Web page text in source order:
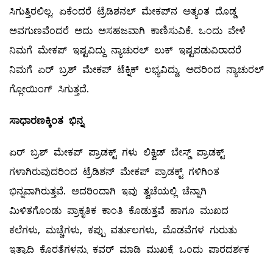
ಸಿಗುತ್ತಿರಲಿಲ್ಲ. ಏಕೆಂದರೆ ಟ್ರೆಡಿಶನಲ್ ಮೇಕಪ್‌ನ ಅತ್ಯಂತ ದೊಡ್ಡ
ಅವಗುಣವೆಂದರೆ ಅದು ಅಸಹಜವಾಗಿ ಕಾಣಿಸುವಿಕೆ. ಒಂದು ವೇಳೆ
ನಿಮಗೆ ಮೇಕಪ್‌ ಇಷ್ಟವಿದ್ದು ನ್ಯಾಚುರಲ್ ಲುಕ್‌ ಇಷ್ಟಪಡುವಿರಾದರೆ
ನಿಮಗೆ ಏರ್‌ ಬ್ರಶ್‌ ಮೇಕಪ್‌ ಟೆಕ್ನಿಕ್‌ ಲಭ್ಯವಿದ್ದು, ಅದರಿಂದ ನ್ಯಾಚುರಲ್
ಗ್ಲೋಯಿಂಗ್ ಸಿಗುತ್ತದೆ.
ಸಾಧಾರಣಕ್ಕಿಂತ ಭಿನ್ನ
ಏರ್‌ ಬ್ರಶ್‌ ಮೇಕಪ್‌ ಪ್ರಾಡಕ್ಟ್ ಗಳು ಲಿಕ್ವಿಡ್‌ ಬೇಸ್ಡ್ ಪ್ರಾಡಕ್ಟ್
ಗಳಾಗಿರುವುದರಿಂದ ಟ್ರೆಡಿಶನ್‌ ಮೇಕಪ್‌ ಪ್ರಾಡಕ್ಟ್ ಗಳಿಗಿಂತ
ಭಿನ್ನವಾಗಿರುತ್ತವೆ. ಅದರಿಂದಾಗಿ ಇವು ತ್ವಚೆಯಲ್ಲಿ ಚೆನ್ನಾಗಿ
ಮಿಳಿತಗೊಂಡು ಪ್ರಾಕೃತಿಕ ಕಾಂತಿ ಕೊಡುತ್ತವೆ ಹಾಗೂ ಮುಖದ
ಕಲೆಗಳು, ಮಚ್ಚೆಗಳು, ಕಪ್ಪು ವರ್ತುಲಗಳು, ಮೊಡವೆಗಳ ಗುರುತು
ಇತ್ಯಾದಿ ಕೊರತೆಗಳನ್ನು ಕವರ್‌ ಮಾಡಿ ಮುಖಕ್ಕೆ ಒಂದು ಪಾರದರ್ಶಕ